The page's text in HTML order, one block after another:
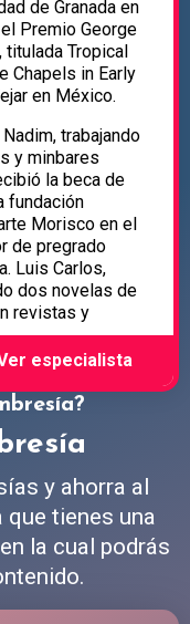
de Granada en
Premio George
Tropical
Chapels in Early
en México.
trabajando
y minbares
la beca de
fundación
Morisco en el
de pregrado
Luis Carlos,
dos novelas de
revistas y
y ahorra al
que tienes una
en la cual podrás